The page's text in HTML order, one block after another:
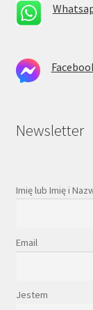
Newsletter
Imię lub Imię i
Email
Jestem